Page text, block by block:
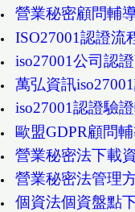
營業秘密顧問輔
ISO27001認證流
iso27001公司認
萬弘資訊
iso27001認證驗
歐盟GDPR顧問
營業秘密法下載
營業秘密法管理
個資法個資盤點